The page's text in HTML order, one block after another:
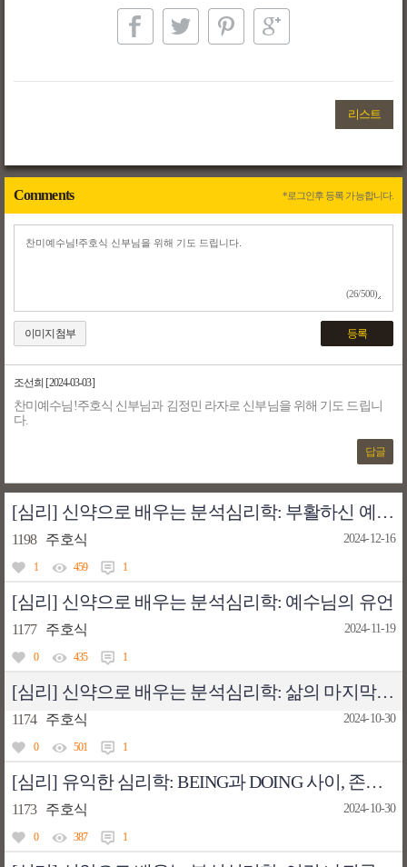
리스트
Comments *로그인후 등록 가능합니다.
(26/500)
이미지첨부 등록
조선희 [2024-03-03]
찬미예수님!주호식 신부님과 김정민 라자로 신부님을 위해 기도 드립니
다.
답글
[심리] 신약으로 배우는 분석심리학: 부활하신 예수님을 사랑할 수 있는 기회
1198 주호식 2024-12-16
1 459 1
[심리] 신약으로 배우는 분석심리학: 예수님의 유언
1177 주호식 2024-11-19
0 435 1
[심리] 신약으로 배우는 분석심리학: 삶의 마지막을 준비하는 법
1174 주호식 2024-10-30
0 501 1
[심리] 유익한 심리학: BEING과 DOING 사이, 존재의 상대화(相對化)
1173 주호식 2024-10-30
0 387 1